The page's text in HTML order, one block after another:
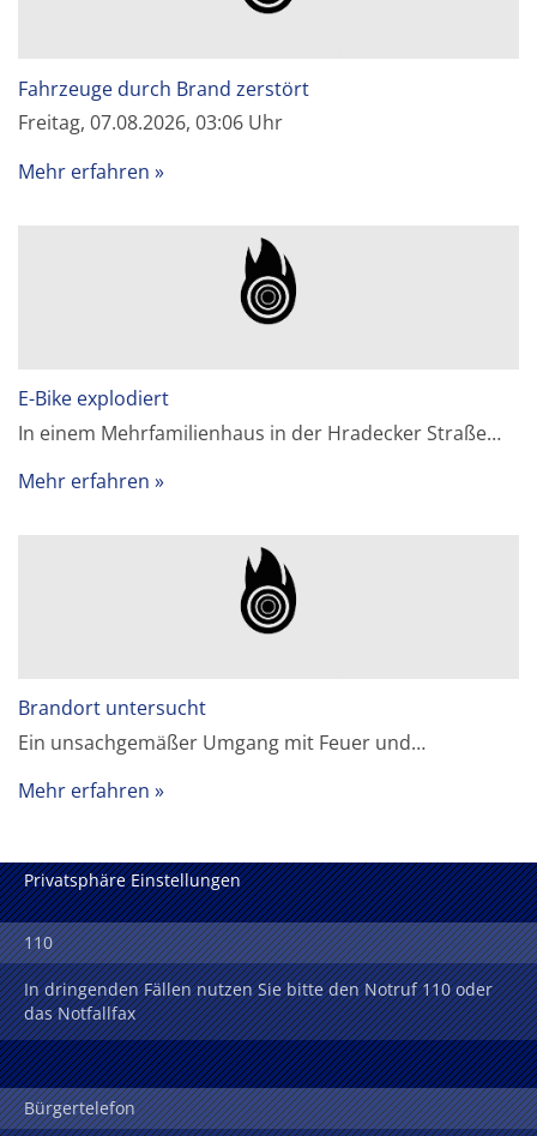
Fahrzeuge durch Brand zerstört
Freitag, 07.08.2026, 03:06 Uhr
Mehr erfahren
E-Bike explodiert
In einem Mehrfamilienhaus in der Hradecker Straße…
Mehr erfahren
Brandort untersucht
Ein unsachgemäßer Umgang mit Feuer und…
Mehr erfahren
Privatsphäre Einstellungen
110
In dringenden Fällen nutzen Sie bitte den Notruf 110 oder
das Notfallfax
Bürgertelefon